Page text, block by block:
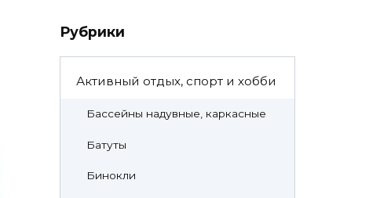
Рубрики
Активный отдых, спорт и хобби
Бассейны надувные, каркасные
Батуты
Бинокли